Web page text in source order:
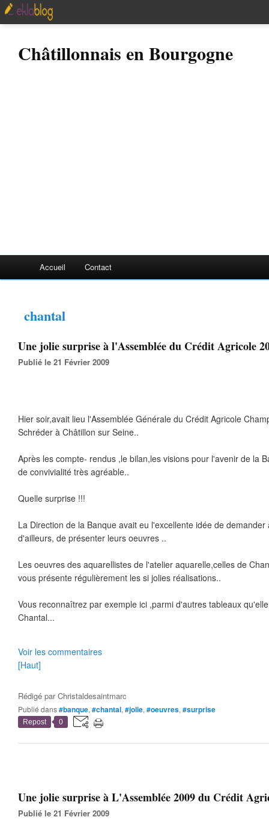
Châtillonnais en Bourgogne
Accueil Contact
chantal
Une jolie surprise à l'Assemblée du Crédit Agricole
Publié le 21 Février 2009
Hier soir,avait lieu l'Assemblée Générale du Crédit Agricole
Schréder à Châtillon sur Seine..
Après les compte- rendus ,le bilan,les visions pour l'avenir de la
de convivialité très agréable..
Quelle surprise !!!
La Direction de la Banque avait eu l'excellente idée de
d'ailleurs, de présenter leurs oeuvres ..
Les oeuvres des aquarellistes de l'atelier aquarelle,celles de
vous présente régulièrement les si jolies réalisations..
Vous reconnaîtrez par exemple ici ,parmi d'autres tableaux
Chantal...
Voir les commentaires
[Haut]
Rédigé parChristaldesaintmarc
Publié dans#banque, #chantal, #jolie, #oeuvres, #surprise
Repost 0
Une jolie surprise à L'Assemblée 2009 du Crédit
Publié le 21 Février 2009